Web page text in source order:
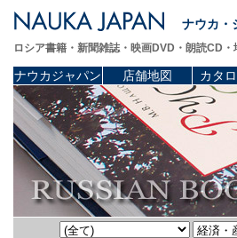
ナウカ・
ロシア書籍・新聞雑誌・映画DVD・朗読CD
ナウカジャパン 店舗地図 カタ